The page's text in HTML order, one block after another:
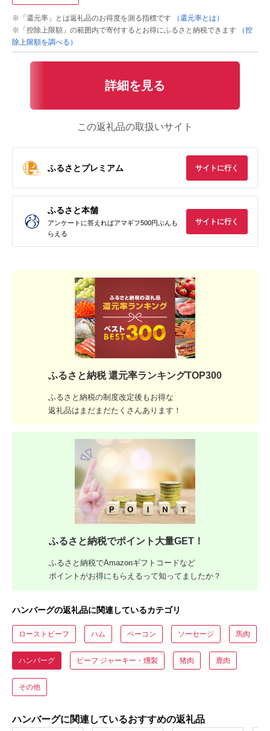
※「還元率」とは返礼品のお得度を測る指標です
（還元率とは）
※「控除上限額」の範囲内で寄付するとお得にふるさと納税できます
（控
除上限額を調べる）
詳細を見る
この返礼品の取扱いサイト
ふるさとプレミアム サイトに行く
ふるさと本舗
アンケートに答えればアマギフ500円ぶんも
らえる
サイトに行く
ふるさと納税 還元率ランキングTOP300
ふるさと納税の制度改定後もお得な
返礼品はまだまだたくさんあります！
ふるさと納税でポイント大量GET！
ふるさと納税でAmazonギフトコードなど
ポイントがお得にもらえるって知ってましたか？
ハンバーグの返礼品に関連しているカテゴリ
ローストビーフ ハム ベーコン ソーセージ 馬肉
ハンバーグ ビーフ ジャーキー・燻製 猪肉 鹿肉
その他
ハンバーグに関連しているおすすめの返礼品